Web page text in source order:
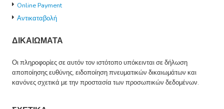
Online Payment
Αντικαταβολή
ΔΙΚΑΙΩΜΑΤΑ
Οι πληροφορίες σε αυτόν τον ιστότοπο υπόκεινται σε δήλωση
αποποίησης ευθύνης, ειδοποίηση πνευματικών δικαιωμάτων και
κανόνες σχετικά με την προστασία των προσωπικών δεδομένων.